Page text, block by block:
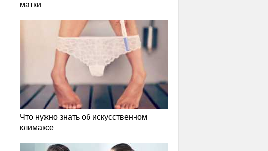
матки
Что нужно знать об искусственном
климаксе